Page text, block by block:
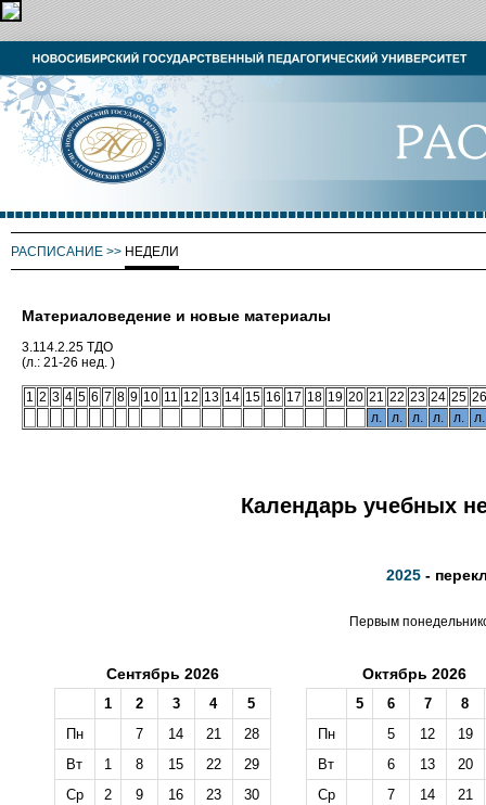
РАСПИСАНИЕ >> НЕДЕЛИ
Материаловедение и новые материалы
3.114.2.25 ТДО
(л.: 21-26 нед. )
1 2 3 4 5 6 7 8 9 10 11 12 13 14 15 16 17 18 19 20 21 22 23 24 25 26
л.
л. л. л. л. л.
Календарь учебных
2025 -
Первым
Сентябрь 2026
1 2 3 4
5
Пн
7 14 21
28
Вт
1 8 15 22
29
Ср
2 9 16 23
30
Октябрь 2026
5 6 7
8
Пн
5 12
19
Вт
6 13
20
Ср
7 14
21